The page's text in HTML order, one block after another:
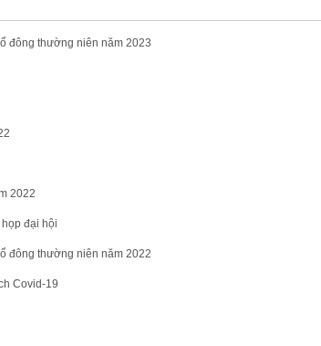
đông thường niên năm 2023
2022
đại hội
đông thường niên năm 2022
Covid-19